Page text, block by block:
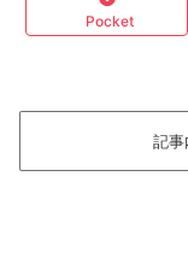
Pocket
記事